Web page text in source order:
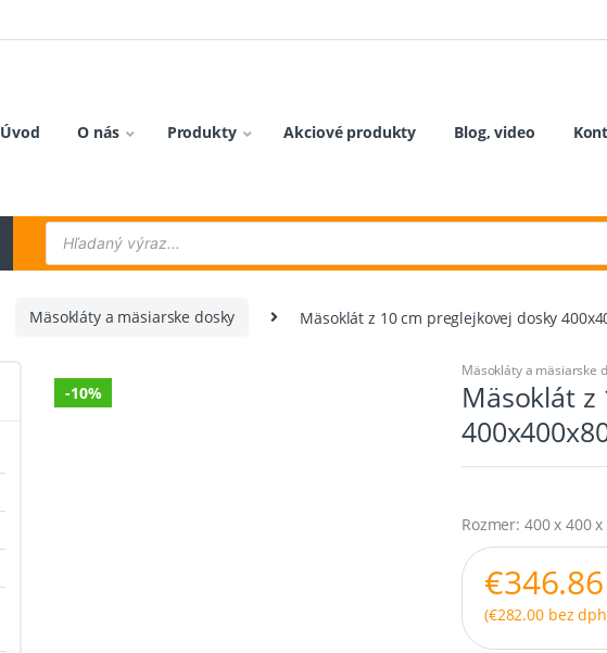
Úvod O nás Produkty Akciové produkty Blog, video
Products
search
Mäsokláty a mäsiarske dosky Mäsoklát z 10 cm preglejkovej dosky
-10%
Mäsokláty a mäsiarske
Mäsoklát z
Rozmer: 400 x 400
€346.86
(€282.00bez